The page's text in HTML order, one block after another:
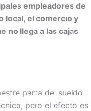
empleadores de
local, el comercio y
no llega a las cajas
parta del sueldo
pero el efecto es